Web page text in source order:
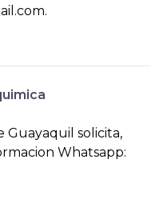
Guayaquil solicita,
Whatsapp: